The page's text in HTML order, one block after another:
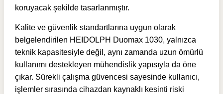
koruyacak şekilde tasarlanmıştır.
Kalite ve güvenlik standartlarına uygun olarak
belgelendirilen HEIDOLPH Duomax 1030, yalnızca
teknik kapasitesiyle değil, aynı zamanda uzun ömürlü
kullanımı destekleyen mühendislik yapısıyla da öne
çıkar. Sürekli çalışma güvencesi sayesinde kullanıcı,
işlemler sırasında cihazdan kaynaklı kesinti riski